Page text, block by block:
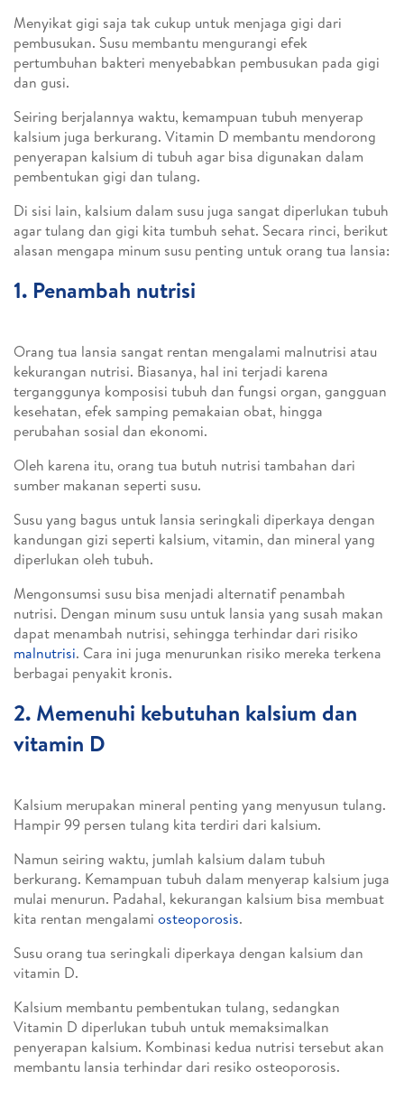
Menyikat gigi saja tak cukup untuk menjaga gigi dari
pembusukan. Susu membantu mengurangi efek
pertumbuhan bakteri menyebabkan pembusukan pada gigi
dan gusi.
Seiring berjalannya waktu, kemampuan tubuh menyerap
kalsium juga berkurang. Vitamin D membantu mendorong
penyerapan kalsium di tubuh agar bisa digunakan dalam
pembentukan gigi dan tulang.
Di sisi lain, kalsium dalam susu juga sangat diperlukan tubuh
agar tulang dan gigi kita tumbuh sehat. Secara rinci, berikut
alasan mengapa minum susu penting untuk orang tua lansia:
1. Penambah nutrisi
Orang tua lansia sangat rentan mengalami malnutrisi atau
kekurangan nutrisi. Biasanya, hal ini terjadi karena
terganggunya komposisi tubuh dan fungsi organ, gangguan
kesehatan, efek samping pemakaian obat, hingga
perubahan sosial dan ekonomi.
Oleh karena itu, orang tua butuh nutrisi tambahan dari
sumber makanan seperti susu.
Susu yang bagus untuk lansia seringkali diperkaya dengan
kandungan gizi seperti kalsium, vitamin, dan mineral yang
diperlukan oleh tubuh.
Mengonsumsi susu bisa menjadi alternatif penambah
nutrisi. Dengan minum susu untuk lansia yang susah makan
dapat menambah nutrisi, sehingga terhindar dari risiko
malnutrisi. Cara ini juga menurunkan risiko mereka terkena
berbagai penyakit kronis.
2. Memenuhi kebutuhan kalsium dan
vitamin D
Kalsium merupakan mineral penting yang menyusun tulang.
Hampir 99 persen tulang kita terdiri dari kalsium.
Namun seiring waktu, jumlah kalsium dalam tubuh
berkurang. Kemampuan tubuh dalam menyerap kalsium juga
mulai menurun. Padahal, kekurangan kalsium bisa membuat
kita rentan mengalami osteoporosis.
Susu orang tua seringkali diperkaya dengan kalsium dan
vitamin D.
Kalsium membantu pembentukan tulang, sedangkan
Vitamin D diperlukan tubuh untuk memaksimalkan
penyerapan kalsium. Kombinasi kedua nutrisi tersebut akan
membantu lansia terhindar dari resiko osteoporosis.